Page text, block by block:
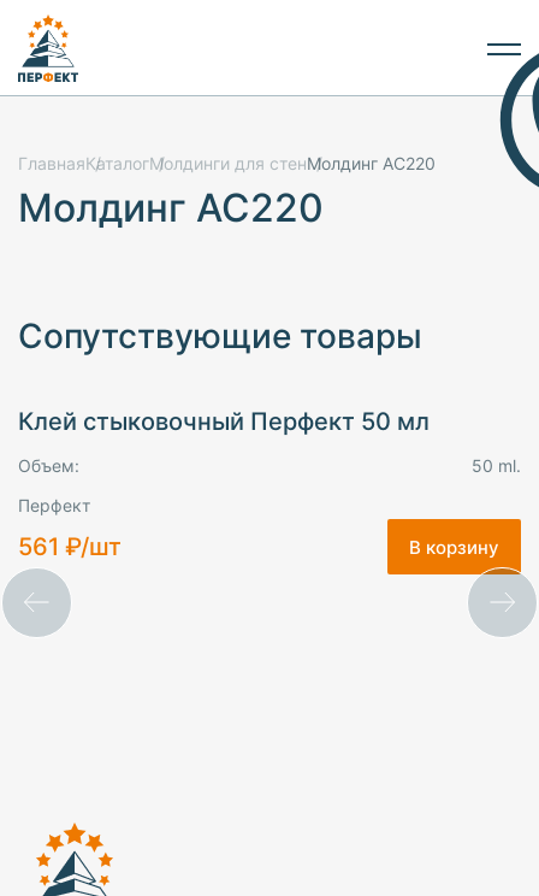
ГлавнаяКаталогМолдинги для стенМолдинг AC220
Молдинг AC220
Сопутствующие товары
Клей стыковочный Перфект 50 мл
Объем:
50 ml.
Перфект
561 ₽/шт В корзину